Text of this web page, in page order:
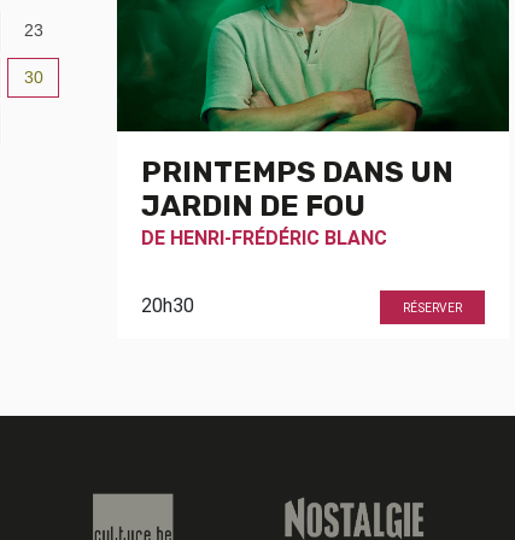
23
30
PRINTEMPS DANS UN
JARDIN DE FOU
DE HENRI-FRÉDÉRIC BLANC
20h30 RÉSERVER